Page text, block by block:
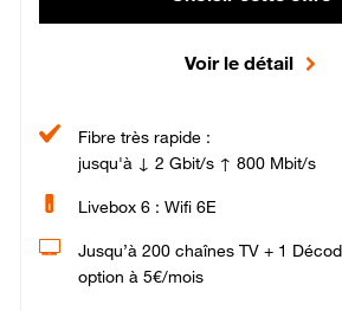
Voir le détail
Fibre très rapide :
jusqu'à ↓ 2 Gbit/s ↑ 800 Mbit/s
Livebox 6 : Wifi 6E
Jusqu’à 200 chaînes TV + 1
option à 5€/mois